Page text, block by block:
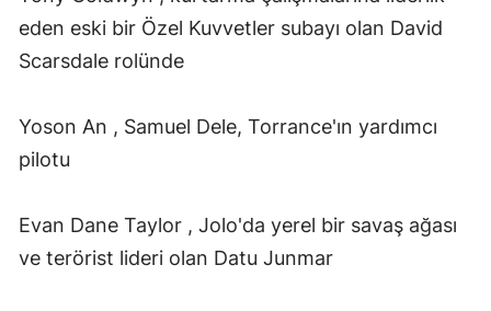
eden eski bir Özel Kuvvetler subayı olan David
Scarsdale rolünde
Yoson An , Samuel Dele, Torrance'ın yardımcı
pilotu
Evan Dane Taylor , Jolo'da yerel bir savaş ağası
ve terörist lideri olan Datu Junmar